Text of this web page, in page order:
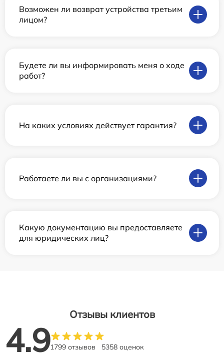
Возможен ли возврат устройства третьим
лицом?
Будете ли вы информировать меня о ходе
работ?
На каких условиях действует гарантия?
Работаете ли вы с организациями?
Какую документацию вы предоставляете
для юридических лиц?
Отзывы клиентов
4.91799 отзывов 5358 оценок